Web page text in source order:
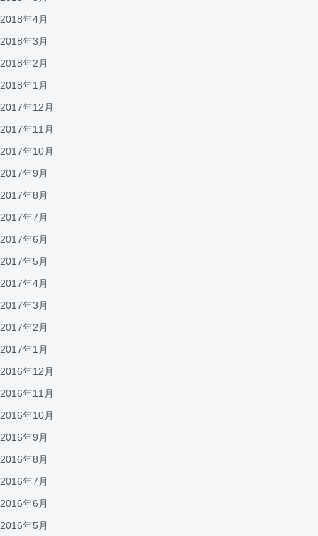
2018年4月
2018年3月
2018年2月
2018年1月
2017年12月
2017年11月
2017年10月
2017年9月
2017年8月
2017年7月
2017年6月
2017年5月
2017年4月
2017年3月
2017年2月
2017年1月
2016年12月
2016年11月
2016年10月
2016年9月
2016年8月
2016年7月
2016年6月
2016年5月